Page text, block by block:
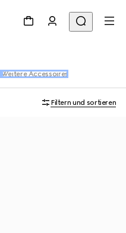
Weitere Accessoires
Filtern und sortieren